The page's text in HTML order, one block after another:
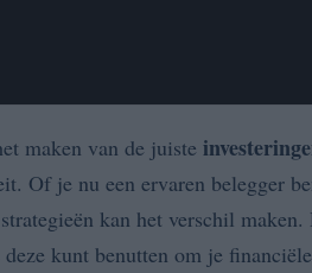
maken van de juiste
Of je nu een ervaren belegger
kan het verschil
kunt benutten om je